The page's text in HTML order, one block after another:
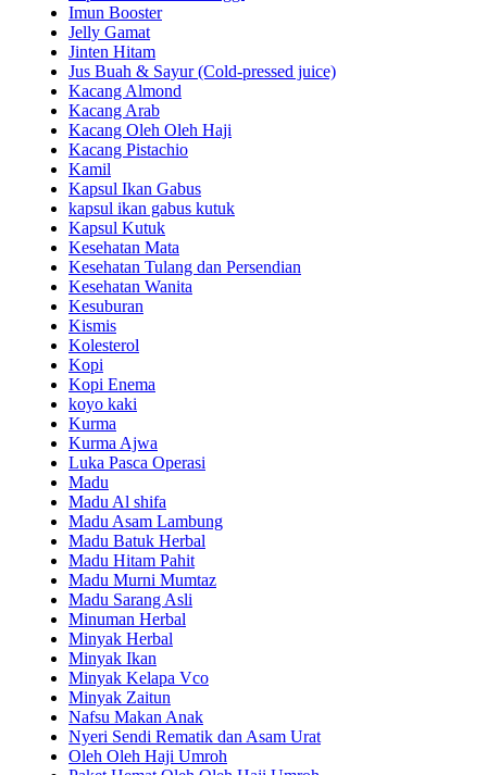
Imun Booster
Jelly Gamat
Jinten Hitam
Jus Buah & Sayur (Cold-pressed juice)
Kacang Almond
Kacang Arab
Kacang Oleh Oleh Haji
Kacang Pistachio
Kamil
Kapsul Ikan Gabus
kapsul ikan gabus kutuk
Kapsul Kutuk
Kesehatan Mata
Kesehatan Tulang dan Persendian
Kesehatan Wanita
Kesuburan
Kismis
Kolesterol
Kopi
Kopi Enema
koyo kaki
Kurma
Kurma Ajwa
Luka Pasca Operasi
Madu
Madu Al shifa
Madu Asam Lambung
Madu Batuk Herbal
Madu Hitam Pahit
Madu Murni Mumtaz
Madu Sarang Asli
Minuman Herbal
Minyak Herbal
Minyak Ikan
Minyak Kelapa Vco
Minyak Zaitun
Nafsu Makan Anak
Nyeri Sendi Rematik dan Asam Urat
Oleh Oleh Haji Umroh